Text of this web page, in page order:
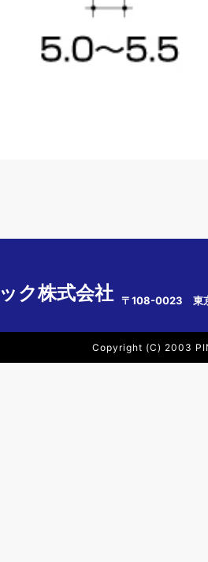
ク株式会社 〒108-0023 東
Copyright (C) 2003